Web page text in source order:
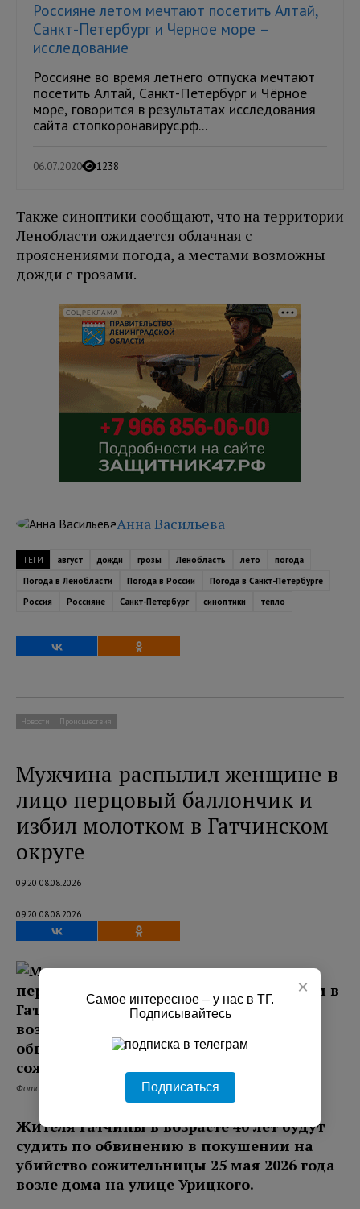
Россияне летом мечтают посетить Алтай,
Санкт-Петербург и Черное море –
исследование
Россияне во время летнего отпуска мечтают
посетить Алтай, Санкт-Петербург и Чёрное
море, говорится в результатах исследования
сайта стопкоронавирус.рф...
06.07.2020 1238
Также синоптики сообщают, что на территории
Ленобласти ожидается облачная с
прояснениями погода, а местами возможны
дожди с грозами.
СОЦРЕКЛАМА
Анна Васильева
ТЕГИ август дожди грозы Ленобласть лето
погода
Погода в Ленобласти
Погода в России
Погода в Санкт-Петербурге
Россия
Россияне Санкт-Петербург синоптики тепло
Новости Происшествия
Мужчина распылил женщине в
лицо перцовый баллончик и
избил молотком в Гатчинском
округе
09:20 08.08.2026
09:20 08.08.2026
Фото: Freepik.
Жителя Гатчины в возрасте 40 лет будут
судить по обвинению в покушении на
убийство сожительницы 25 мая 2026 года
возле дома на улице Урицкого.
×
Самое интересное – у нас в ТГ.
Подписывайтесь
Подписаться